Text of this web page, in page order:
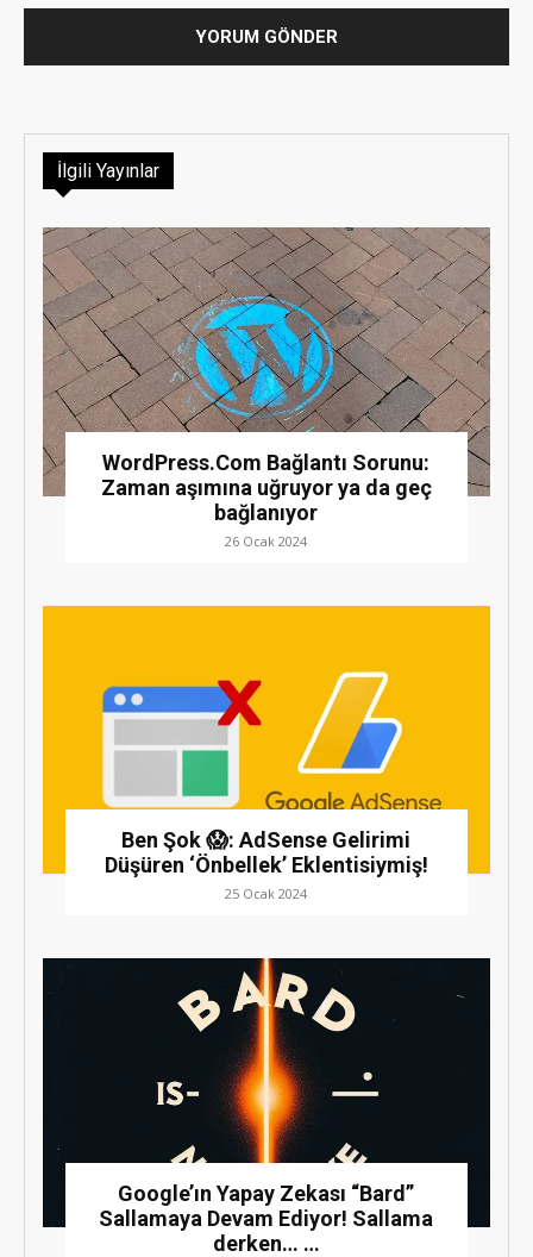
İlgili Yayınlar
WordPress.Com Bağlantı Sorunu:
Zaman aşımına uğruyor ya da geç
bağlanıyor
26 Ocak 2024
Ben Şok 😱: AdSense Gelirimi
Düşüren ‘Önbellek’ Eklentisiymiş!
25 Ocak 2024
Google’ın Yapay Zekası “Bard”
Sallamaya Devam Ediyor! Sallama
derken… …